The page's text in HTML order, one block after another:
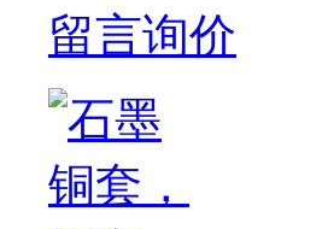
留言询价